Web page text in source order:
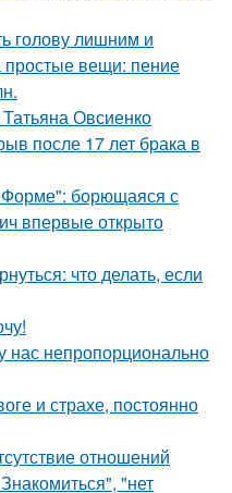
голову лишним и
простые вещи: пение
Овсиенко
после 17 лет брака в
борющаяся с
впервые открыто
что делать, если
нас непропорционально
и страхе, постоянно
отношений
"нет